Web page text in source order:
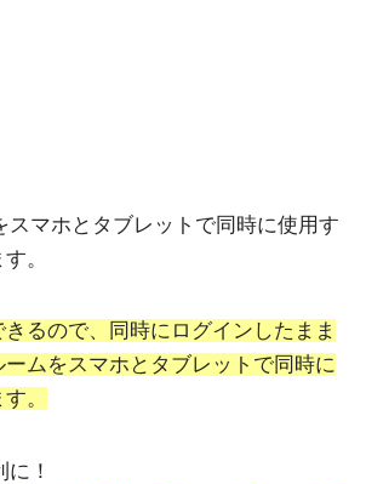
スマホとタブレットで同時に使用す
。
るので、同時にログインしたまま
ムをスマホとタブレットで同時に
。
！